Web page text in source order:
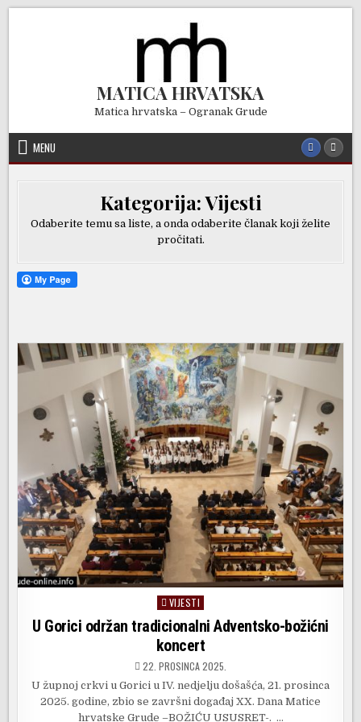
MATICA HRVATSKA
Matica hrvatska – Ogranak Grude
MENU
Kategorija:Vijesti
Odaberite temu sa liste, a onda odaberite članak koji želite
pročitati.
Posted
in
VIJESTI
U Gorici održan tradicionalni Adventsko-božićni
koncert
22. PROSINCA 2025.
U župnoj crkvi u Gorici u IV. nedjelju došašća, 21. prosinca
2025. godine, zbio se završni događaj XX. Dana Matice
hrvatske Grude –BOŽIĆU USUSRET-. …